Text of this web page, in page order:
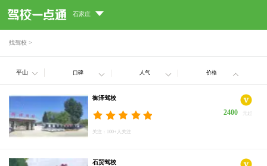
石家庄
找驾校 >
平山 口碑 人气 价格
御泽驾校
2400 元起
关注：100+人关注
石贸驾校